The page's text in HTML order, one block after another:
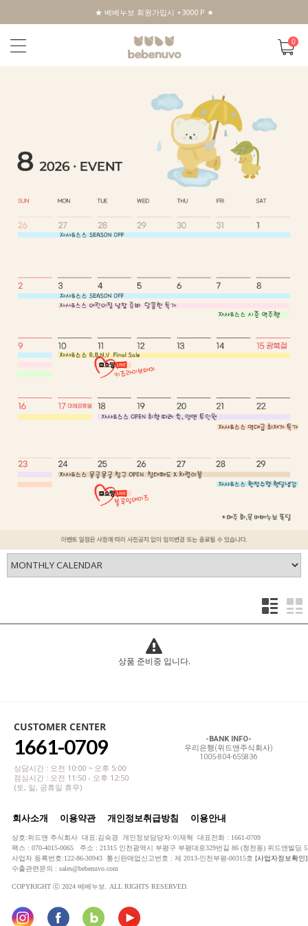
★ 베베누보 회원가입시 +3000 P ★
0
상품 준비중 입니다.
CUSTOMER CENTER
1661-0709
상담시간 : 오전 10:00 ~ 오후 5:00
점심시간 : 오전 11:50 - 오후 12:50
(토, 일, 공휴일 휴무)
-BANK INFO-
우리은행(위드앤주식회사)
1005-804-655836
회사소개 이용약관 개인정보취급방침 이용안내
상호:위드앤 주식회사 대표:김숙경 개인정보담당자:이재혁 대표전화 : 1661-0709
팩스 : 070-4015-0065 주소 : 21315 인천광역시 부평구 부평대로329번길 86 (청천동) 위드앤빌딩
사업자 등록번호:122-86-30943 통신판매업신고번호 : 제 2013-인천부평-00315호 [사업자정보확인]
수출관련문의 : sales@bebenuvo.com
COPYRIGHT ⓒ 2024 베베누보. ALL RIGHTS RESERVED.